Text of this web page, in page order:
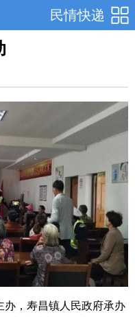
民情快递
办，寿昌镇人民政府承办